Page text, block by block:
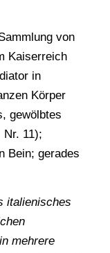
von
Kaiserreich
in
Körper
gewölbtes
11);
Bein; gerades
italienisches
mehrere